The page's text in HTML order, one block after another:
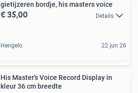
gietijzeren bordje, his masters voice
€ 35,00 Details
Hengelo 22 jun 26
His Master's Voice Record Display in
kleur 36 cm breedte